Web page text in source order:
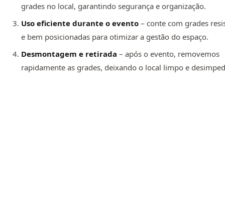
grades no local, garantindo segurança e organização.
Uso eficiente durante o evento – conte com grades
e bem posicionadas para otimizar a gestão do espaço.
Desmontagem e retirada – após o evento, removemos
rapidamente as grades, deixando o local limpo e